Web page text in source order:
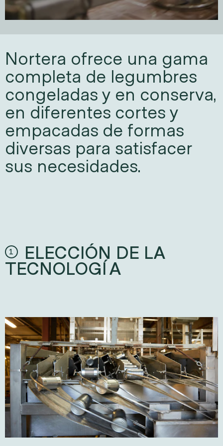
Nortera ofrece una gama
completa de legumbres
congeladas y en conserva,
en diferentes cortes y
empacadas de formas
diversas para satisfacer
sus necesidades.
1
ELECCIÓN DE LA
TECNOLOGÍA